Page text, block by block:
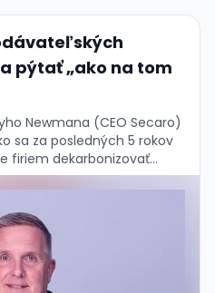
pýtať „ako na tom
Newmana (CEO Secaro)
sa za posledných 5 rokov
firiem dekarbonizovať
to vlastne nevadí. …